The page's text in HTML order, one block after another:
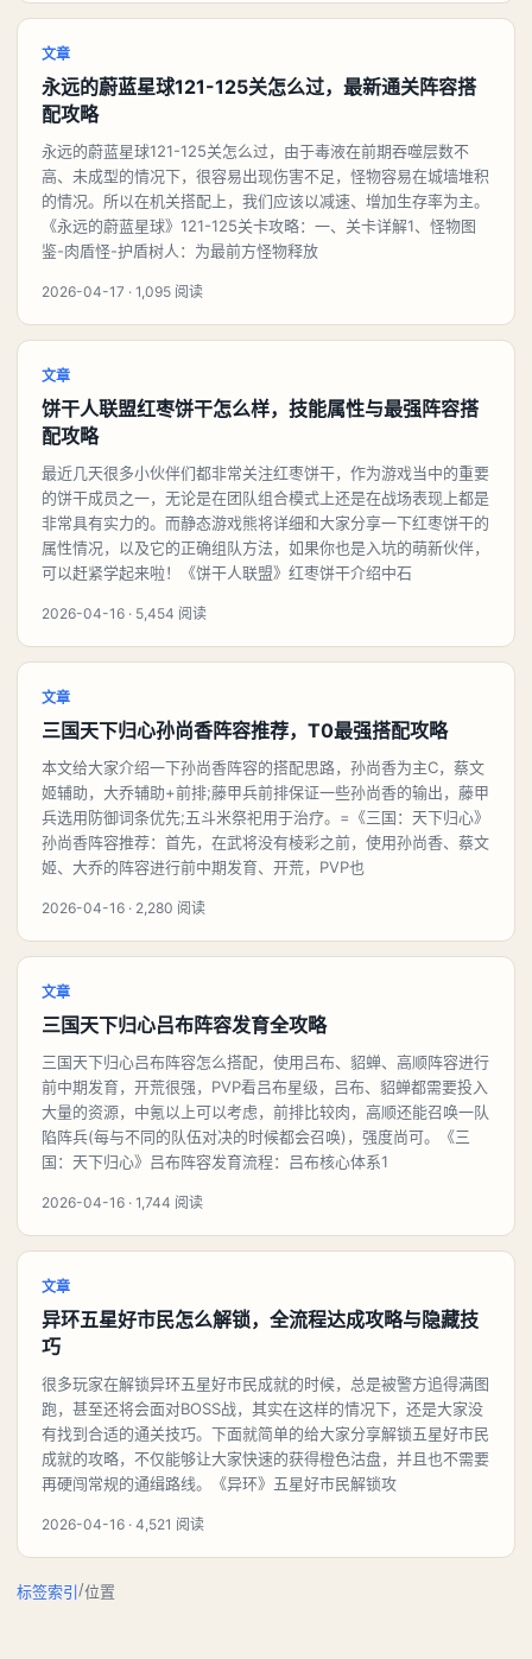
文章
永远的蔚蓝星球121-125关怎么过，最新通关阵容搭
配攻略
永远的蔚蓝星球121-125关怎么过，由于毒液在前期吞噬层数不
高、未成型的情况下，很容易出现伤害不足，怪物容易在城墙堆积
的情况。所以在机关搭配上，我们应该以减速、增加生存率为主。
《永远的蔚蓝星球》121-125关卡攻略：一、关卡详解1、怪物图
鉴-肉盾怪-护盾树人：为最前方怪物释放
2026-04-17 · 1,095 阅读
文章
饼干人联盟红枣饼干怎么样，技能属性与最强阵容搭
配攻略
最近几天很多小伙伴们都非常关注红枣饼干，作为游戏当中的重要
的饼干成员之一，无论是在团队组合模式上还是在战场表现上都是
非常具有实力的。而静态游戏熊将详细和大家分享一下红枣饼干的
属性情况，以及它的正确组队方法，如果你也是入坑的萌新伙伴，
可以赶紧学起来啦！《饼干人联盟》红枣饼干介绍中石
2026-04-16 · 5,454 阅读
文章
三国天下归心孙尚香阵容推荐，T0最强搭配攻略
本文给大家介绍一下孙尚香阵容的搭配思路，孙尚香为主C，蔡文
姬辅助，大乔辅助+前排;藤甲兵前排保证一些孙尚香的输出，藤甲
兵选用防御词条优先;五斗米祭祀用于治疗。=《三国：天下归心》
孙尚香阵容推荐：首先，在武将没有棱彩之前，使用孙尚香、蔡文
姬、大乔的阵容进行前中期发育、开荒，PVP也
2026-04-16 · 2,280 阅读
文章
三国天下归心吕布阵容发育全攻略
三国天下归心吕布阵容怎么搭配，使用吕布、貂蝉、高顺阵容进行
前中期发育，开荒很强，PVP看吕布星级，吕布、貂蝉都需要投入
大量的资源，中氪以上可以考虑，前排比较肉，高顺还能召唤一队
陷阵兵(每与不同的队伍对决的时候都会召唤)，强度尚可。《三
国：天下归心》吕布阵容发育流程：吕布核心体系1
2026-04-16 · 1,744 阅读
文章
异环五星好市民怎么解锁，全流程达成攻略与隐藏技
巧
很多玩家在解锁异环五星好市民成就的时候，总是被警方追得满图
跑，甚至还将会面对BOSS战，其实在这样的情况下，还是大家没
有找到合适的通关技巧。下面就简单的给大家分享解锁五星好市民
成就的攻略，不仅能够让大家快速的获得橙色沽盘，并且也不需要
再硬闯常规的通缉路线。《异环》五星好市民解锁攻
2026-04-16 · 4,521 阅读
标签索引/位置